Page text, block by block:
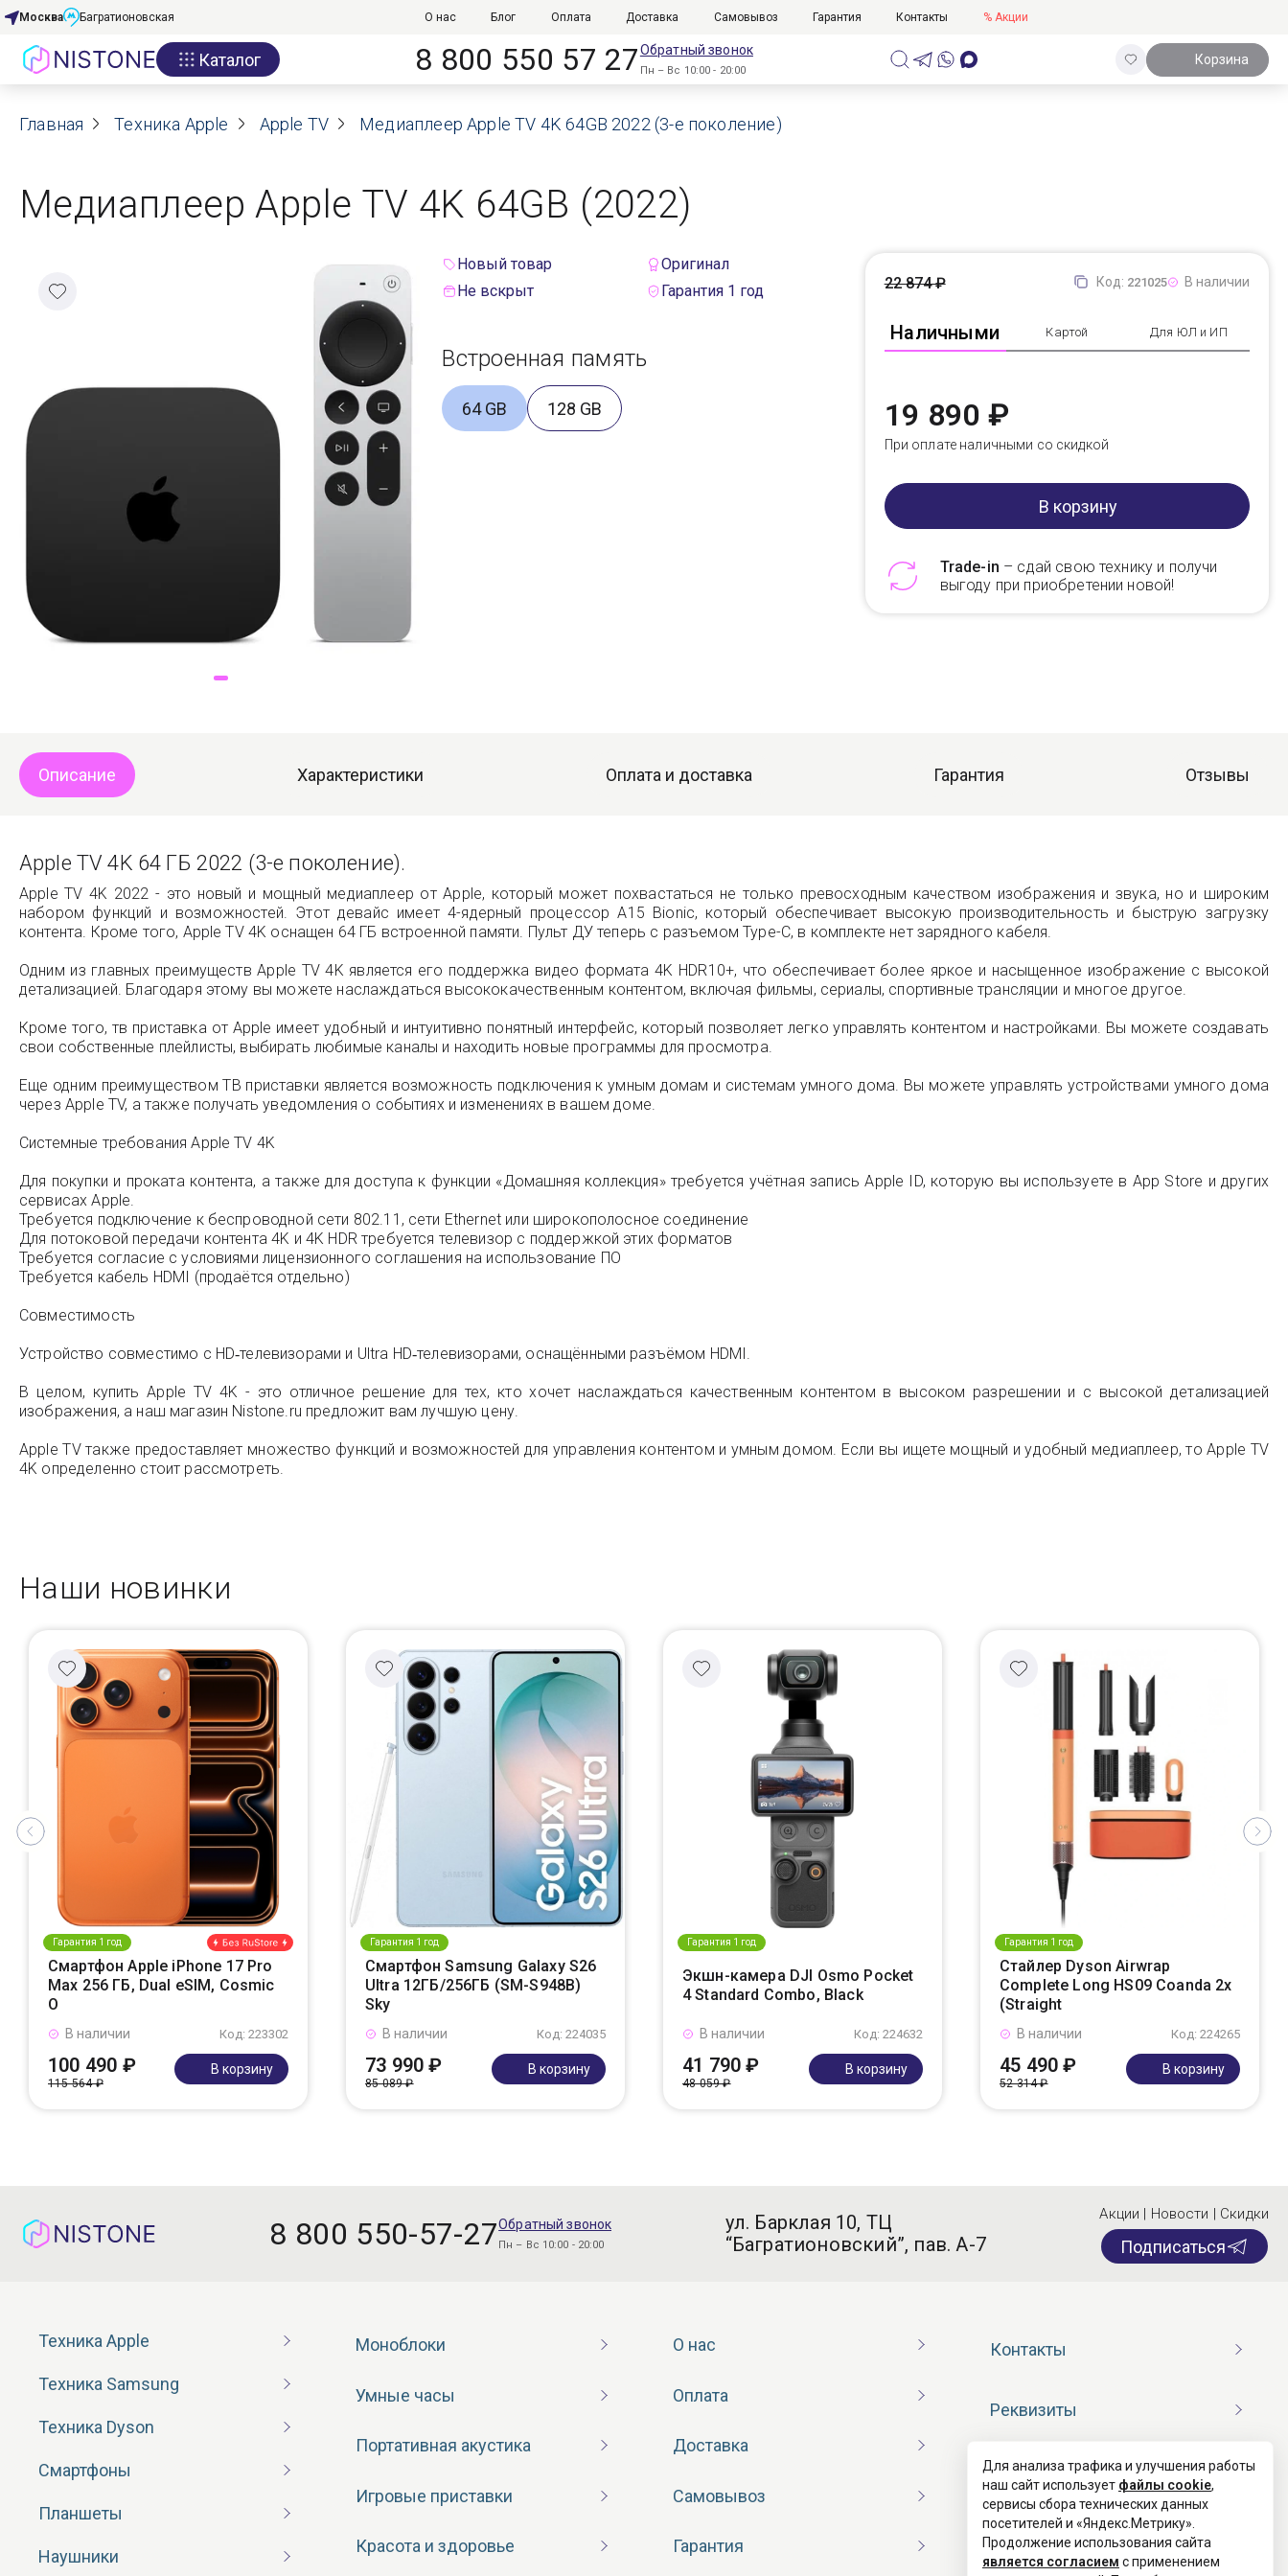
Акции
О нас
Договор оферты
Самовывоз
Москва Багратионовская О нас Блог Оплата Доставка Самовывоз Гарантия Контакты % Акции
Каталог 8 800 550 57 27Обратный звонок
Пн – Вс 10:00 - 20:00
Корзина
Главная Техника Apple Apple TV Медиаплеер Apple TV 4K 64GB 2022 (3-е поколение)
Медиаплеер Apple TV 4K 64GB (2022)
Новый товар
Оригинал
Не вскрыт
Гарантия 1 год
Встроенная память
64 GB 128 GB
Код: 221025 В наличии
Наличными Картой Для ЮЛ и ИП
22 874 ₽
19 890 ₽
При оплате наличными со скидкой
В корзину
Trade-in – сдай свою технику и получи
выгоду при приобретении новой!
Описание Характеристики Оплата и доставка Гарантия Отзывы
Apple TV 4K 64 ГБ 2022 (3-е поколение).
Apple TV 4K 2022 - это новый и мощный медиаплеер от Apple, который может похвастаться не только превосходным качеством изображения и звука, но и широким
набором функций и возможностей. Этот девайс имеет 4-ядерный процессор A15 Bionic, который обеспечивает высокую производительность и быструю загрузку
контента. Кроме того, Apple TV 4K оснащен 64 ГБ встроенной памяти. Пульт ДУ теперь с разъемом Type-С, в комплекте нет зарядного кабеля.
Одним из главных преимуществ Apple TV 4K является его поддержка видео формата 4K HDR10+, что обеспечивает более яркое и насыщенное изображение с высокой
детализацией. Благодаря этому вы можете наслаждаться высококачественным контентом, включая фильмы, сериалы, спортивные трансляции и многое другое.
Кроме того, тв приставка от Apple имеет удобный и интуитивно понятный интерфейс, который позволяет легко управлять контентом и настройками. Вы можете создавать
свои собственные плейлисты, выбирать любимые каналы и находить новые программы для просмотра.
Еще одним преимуществом ТВ приставки является возможность подключения к умным домам и системам умного дома. Вы можете управлять устройствами умного дома
через Apple TV, а также получать уведомления о событиях и изменениях в вашем доме.
Системные требования Apple TV 4K
Для покупки и проката контента, а также для доступа к функции «Домашняя коллекция» требуется учётная запись Apple ID, которую вы используете в App Store и других
сервисах Apple.
Требуется подключение к беспроводной сети 802.11, сети Ethernet или широкополосное соединение
Для потоковой передачи контента 4K и 4K HDR требуется телевизор с поддержкой этих форматов
Требуется согласие с условиями лицензионного соглашения на использование ПО
Требуется кабель HDMI (продаётся отдельно)
Совместимость
Устройство совместимо с HD‑телевизорами и Ultra HD‑телевизорами, оснащёнными разъёмом HDMI.
В целом, купить Apple TV 4K - это отличное решение для тех, кто хочет наслаждаться качественным контентом в высоком разрешении и с высокой детализацией
изображения, а наш магазин Nistone.ru предложит вам лучшую цену.
Apple TV также предоставляет множество функций и возможностей для управления контентом и умным домом. Если вы ищете мощный и удобный медиаплеер, то Apple TV
4K определенно стоит рассмотреть.
Наши новинки
Гарантия 1 год
Смартфон Apple iPhone 17 Pro
Max 256 ГБ, Dual eSIM, Cosmic
O
Код: 223302
В наличии
100 490 ₽
115 564 ₽
В корзину
Гарантия 1 год
Смартфон Samsung Galaxy S26
Ultra 12ГБ/256ГБ (SM-S948B)
Sky
Код: 224035
В наличии
73 990 ₽
85 089 ₽
В корзину
Гарантия 1 год
Экшн-камера DJI Osmo Pocket
4 Standard Combo, Black
Код: 224632
В наличии
41 790 ₽
48 059 ₽
В корзину
Гарантия 1 год
Стайлер Dyson Airwrap
Complete Long HS09 Coanda 2x
(Straight
Код: 224265
В наличии
45 490 ₽
52 314 ₽
В корзину
8 800 550-57-27Обратный звонок
Пн – Вс 10:00 - 20:00
ул. Барклая 10, ТЦ
“Багратионовский”, пав. А-7
Акции | Новости | Скидки
Подписаться
Техника Apple
Техника Samsung
Техника Dyson
Смартфоны
Планшеты
Наушники
Моноблоки
Умные часы
Портативная акустика
Игровые приставки
Красота и здоровье
О нас
Оплата
Доставка
Самовывоз
Гарантия
Контакты
Реквизиты
Договор оферты
Согласие на обработку ПД
Для анализа трафика и улучшения работы
наш сайт использует файлы cookie,
сервисы сбора технических данных
посетителей и «Яндекс.Метрику».
Продолжение использования сайта
является согласием с применением